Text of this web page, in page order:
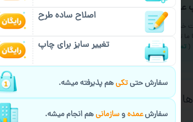
عمده و فوری
خدمات چاپ عمده و فوری
ما تماس بگیرید
(تماس با ما)
گارانتی ارسال
اگر سفارشتون تو راه خراب شد
دیگه ارسال میکنیم
(شرایط گارانتی)
از چاپ لیوان
اصلاح ساده طرح
تغییر سایز برای چاپ
سفارش حتیتکیهم پذیرفته میشه.
سفارشعمدهوسازمانیهم انجام میشه.